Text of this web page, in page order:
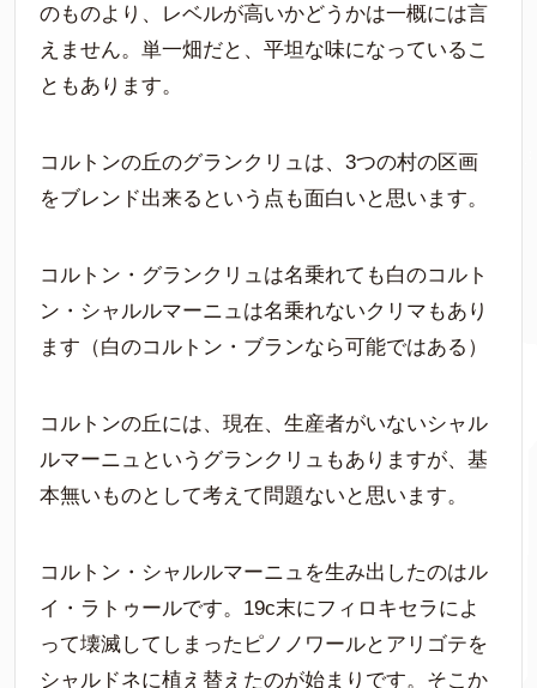
のものより、レベルが高いかどうかは一概には言
えません。単一畑だと、平坦な味になっているこ
ともあります。
コルトンの丘のグランクリュは、3つの村の区画
をブレンド出来るという点も面白いと思います。
コルトン・グランクリュは名乗れても白のコルト
ン・シャルルマーニュは名乗れないクリマもあり
ます（白のコルトン・ブランなら可能ではある）
コルトンの丘には、現在、生産者がいないシャル
ルマーニュというグランクリュもありますが、基
本無いものとして考えて問題ないと思います。
コルトン・シャルルマーニュを生み出したのはル
イ・ラトゥールです。19c末にフィロキセラによ
って壊滅してしまったピノノワールとアリゴテを
シャルドネに植え替えたのが始まりです。そこか